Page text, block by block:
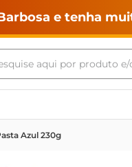
e tenha
aqui por produto
Azul 230g
mais buscados
maquina lavar